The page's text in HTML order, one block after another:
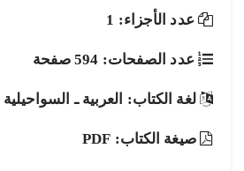
عدد الأجزاء: 1
عدد الصفحات: 594 صفحة
لغة الكتاب: العربية ـ السواحيلية
صيغة الكتاب: PDF